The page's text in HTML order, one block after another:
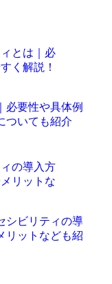
必要性や具体例
ついても紹介
シビリティの導
リットなども紹